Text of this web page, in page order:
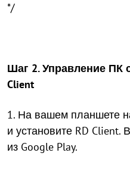
*/
Шаг 2. Управление ПК
Client
1. На вашем планшете
и установите RD Client.
из Google Play.